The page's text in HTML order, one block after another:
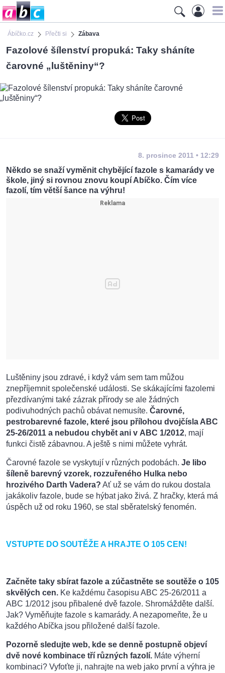
Ábíčko.cz Přečti si Zábava
Fazolové šílenství propuká: Taky sháníte
čarovné „luštěniny“?
8. prosince 2011 • 12:29
Někdo se snaží vyměnit chybějící fazole s kamarády ve
škole, jiný si rovnou znovu koupí Abíčko. Čím více
fazolí, tím větší šance na výhru!
Luštěniny jsou zdravé, i když vám sem tam můžou
znepříjemnit společenské události. Se skákajícími fazolemi
přezdívanými také zázrak přírody se ale žádných
podivuhodných pachů obávat nemusíte. Čarovné,
pestrobarevné fazole, které jsou přílohou dvojčísla ABC
25-26/2011 a nebudou chybět ani v ABC 1/2012, mají
funkci čistě zábavnou. A ještě s nimi můžete vyhrát.
Čarovné fazole se vyskytují v různých podobách. Je libo
šíleně barevný vzorek, rozzuřeného Hulka nebo
hrozivého Darth Vadera? Ať už se vám do rukou dostala
jakákoliv fazole, bude se hýbat jako živá. Z hračky, která má
úspěch už od roku 1960, se stal sběratelský fenomén.
VSTUPTE DO SOUTĚŽE A HRAJTE O 105 CEN!
Začněte taky sbírat fazole a zúčastněte se soutěže o 105
skvělých cen. Ke každému časopisu ABC 25-26/2011 a
ABC 1/2012 jsou přibalené dvě fazole. Shromážděte další.
Jak? Vyměňujte fazole s kamarády. A nezapomeňte, že u
každého Abíčka jsou přiložené další fazole.
Pozorně sledujte web, kde se denně postupně objeví
dvě nové kombinace tří různých fazolí. Máte výherní
kombinaci? Vyfoťte ji, nahrajte na web jako první a výhra je